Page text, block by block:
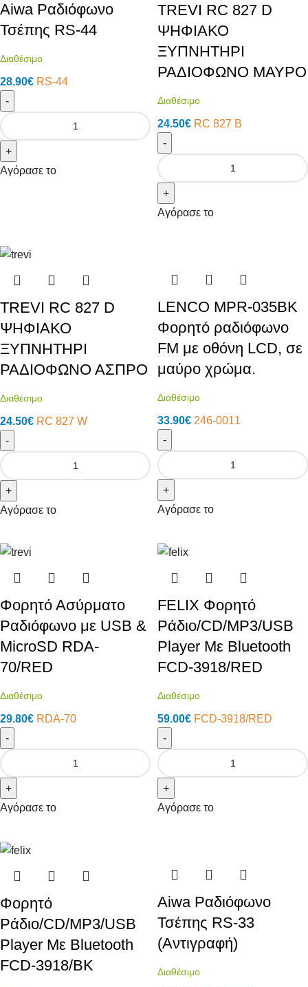
Aiwa Ραδιόφωνο
Τσέπης RS-44
Διαθέσιμο
28.90€ RS-44
-
+
Αγόρασε το
TREVI RC 827 D
ΨΗΦΙΑΚΟ
ΞΥΠΝΗΤΗΡΙ
ΡΑΔΙΟΦΩΝΟ ΜΑΥΡΟ
Διαθέσιμο
24.50€ RC 827 B
-
+
Αγόρασε το
TREVI RC 827 D
ΨΗΦΙΑΚΟ
ΞΥΠΝΗΤΗΡΙ
ΡΑΔΙΟΦΩΝΟ ΑΣΠΡΟ
Διαθέσιμο
24.50€ RC 827 W
-
+
Αγόρασε το
LENCO MPR-035BK
Φορητό ραδιόφωνο
FM με οθόνη LCD, σε
μαύρο χρώμα.
Διαθέσιμο
33.90€ 246-0011
-
+
Αγόρασε το
Φορητό Ασύρματο
Ραδιόφωνο με USB &
MicroSD RDA-
70/RED
Διαθέσιμο
29.80€ RDA-70
-
+
Αγόρασε το
FELIX Φορητό
Ράδιο/CD/MP3/USB
Player Με Bluetooth
FCD-3918/RED
Διαθέσιμο
59.00€ FCD-3918/RED
-
+
Αγόρασε το
Φορητό
Ράδιο/CD/MP3/USB
Player Με Bluetooth
FCD-3918/BK
Aiwa Ραδιόφωνο
Τσέπης RS-33
(Αντιγραφή)
Διαθέσιμο